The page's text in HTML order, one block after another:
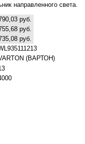
направленного света.
руб.
руб.
руб.
(ВАРТОН)